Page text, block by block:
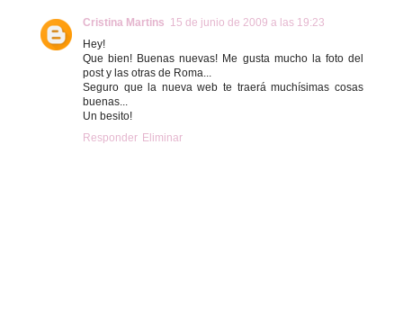
Cristina Martins 15 de junio de 2009 a las 19:23
Hey!
Que bien! Buenas nuevas! Me gusta mucho la foto del
post y las otras de Roma...
Seguro que la nueva web te traerá muchísimas cosas
buenas...
Un besito!
Responder Eliminar